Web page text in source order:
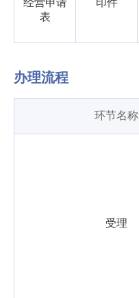
经营申请
表
印件
办理流程
环节名称
受理